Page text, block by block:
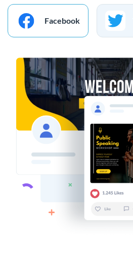
Facebook